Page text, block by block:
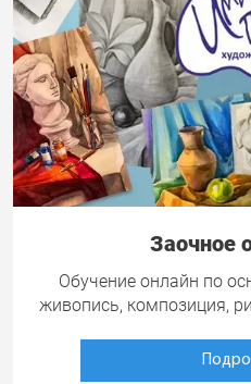
Заочное
Обучение онлайн по
живопись, композиция,